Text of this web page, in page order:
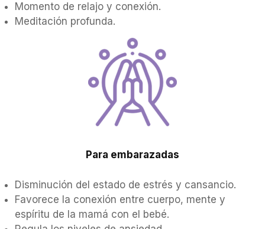
Momento de relajo y conexión.
Meditación profunda.
Para embarazadas
Disminución del estado de estrés y cansancio.
Favorece la conexión entre cuerpo, mente y
espíritu de la mamá con el bebé.